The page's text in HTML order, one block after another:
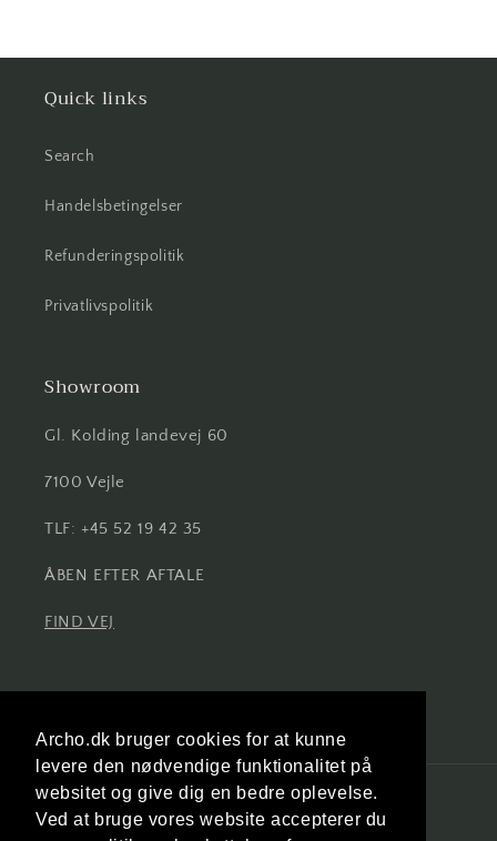
Archo.dk bruger cookies for at kunne
levere den nødvendige funktionalitet på
websitet og give dig en bedre oplevelse.
Ved at bruge vores website accepterer du
Quick links
Search
Handelsbetingelser
Refunderingspolitik
Privatlivspolitik
Showroom
Gl. Kolding landevej 60
7100 Vejle
TLF: +45 52 19 42 35
ÅBEN EFTER AFTALE
FIND VEJ